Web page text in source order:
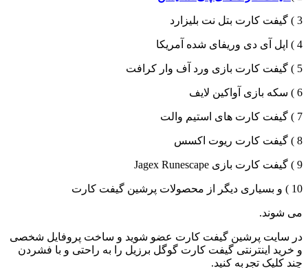
3 ) گیفت کارت بتل نت بلیزارد
4 ) اپل آی دی وریفای شده آمریکا
5 ) گیفت کارت بازی ورد آف وار کرافت
6 ) سکه بازی آواکین لایف
7 ) گیفت کارت های استیم والت
8 ) گیفت کارت ریوت اکسس
9 ) گیفت کارت بازی Jagex Runescape
10 ) و بسیاری دیگر از محصولات پرشین گیفت کارت
می شوند.
در سایت پرشین گیفت کارت عضو شوید و ساخت پروفایل شخصی
و خرید اینترنتی گیفت کارت گوگل برزیل را به راحتی و با فشردن
چند کلیک تجربه کنید.